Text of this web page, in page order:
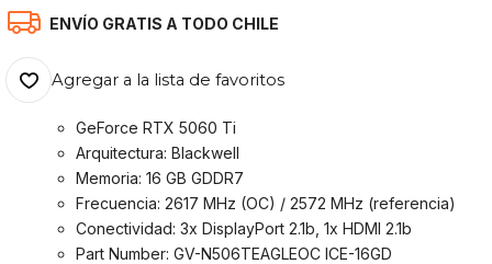
ENVÍO GRATIS A TODO CHILE
Agregar a la lista de favoritos
GeForce RTX 5060 Ti
Arquitectura: Blackwell
Memoria: 16 GB GDDR7
Frecuencia: 2617 MHz (OC) / 2572 MHz (referencia)
Conectividad: 3x DisplayPort 2.1b, 1x HDMI 2.1b
Part Number: GV-N506TEAGLEOC ICE-16GD